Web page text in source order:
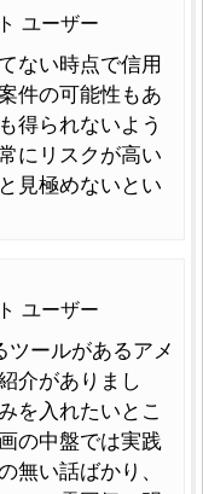
ユーザー
ない時点で信用
件の可能性もあ
得られないよう
にリスクが高い
見極めないとい
ユーザー
ールがあるアメ
介がありまし
を入れたいとこ
の中盤では実践
無い話ばかり、